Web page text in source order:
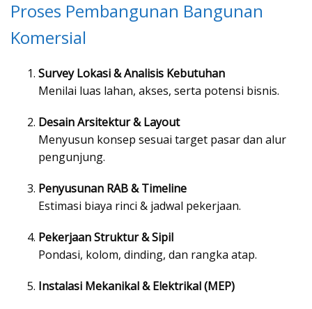
Proses Pembangunan Bangunan
Komersial
Survey Lokasi & Analisis Kebutuhan
Menilai luas lahan, akses, serta potensi bisnis.
Desain Arsitektur & Layout
Menyusun konsep sesuai target pasar dan alur
pengunjung.
Penyusunan RAB & Timeline
Estimasi biaya rinci & jadwal pekerjaan.
Pekerjaan Struktur & Sipil
Pondasi, kolom, dinding, dan rangka atap.
Instalasi Mekanikal & Elektrikal (MEP)